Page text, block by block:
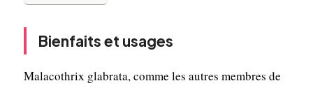
Bienfaits et usages
Malacothrix glabrata, comme les autres membres de